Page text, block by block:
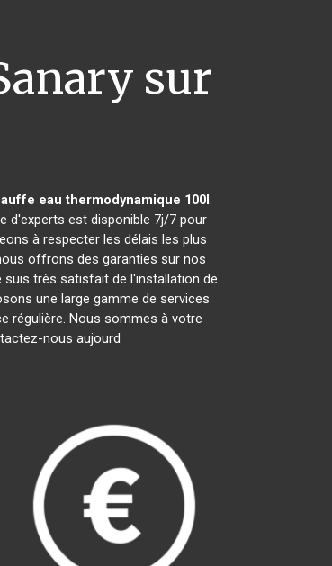
sur
eau thermodynamique 100l.
d'experts est disponible 7j/7 pour
à respecter les délais les plus
offrons des garanties sur nos
très satisfait de l'installation de
une large gamme de services
régulière. Nous sommes à votre
nous aujourd